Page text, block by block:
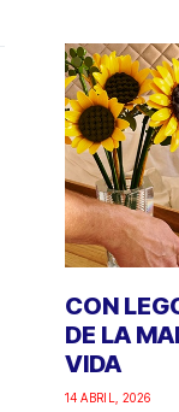
CON
DE LA
VIDA
14 ABRIL, 2026